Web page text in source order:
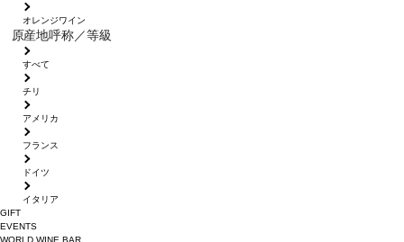
オレンジワイン
原産地呼称／等級
すべて
チリ
アメリカ
フランス
ドイツ
イタリア
GIFT
EVENTS
WORLD WINE BAR